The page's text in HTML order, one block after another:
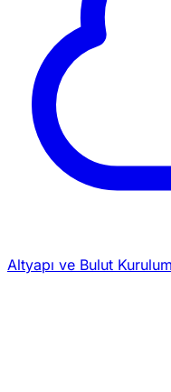
Altyapı ve Bulut